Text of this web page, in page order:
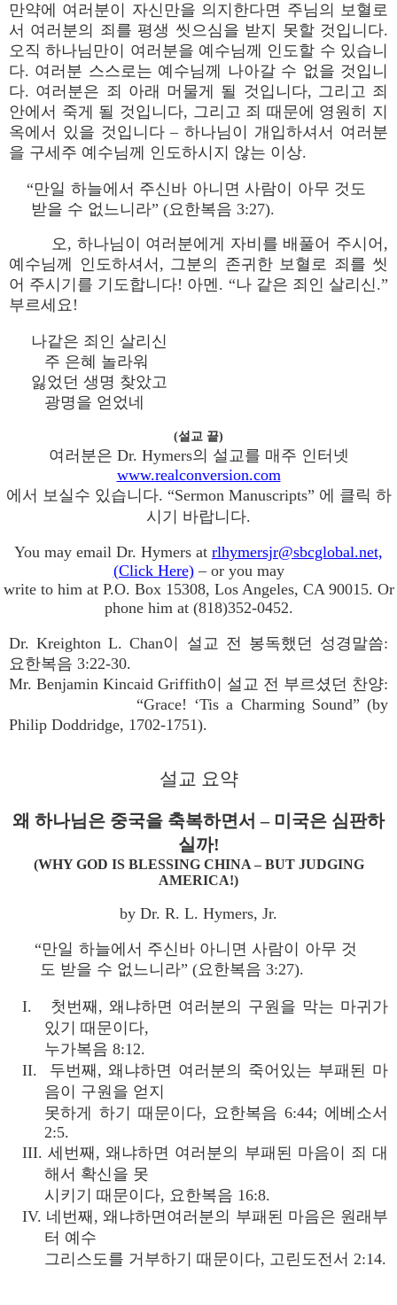
만약에 여러분이 자신만을 의지한다면 주님의 보혈로
서 여러분의 죄를 평생 씻으심을 받지 못할 것입니다.
오직 하나님만이 여러분을 예수님께 인도할 수 있습니
다. 여러분 스스로는 예수님께 나아갈 수 없을 것입니
다. 여러분은 죄 아래 머물게 될 것입니다, 그리고 죄
안에서 죽게 될 것입니다, 그리고 죄 때문에 영원히 지
옥에서 있을 것입니다 – 하나님이 개입하셔서 여러분
을 구세주 예수님께 인도하시지 않는 이상.
“만일 하늘에서 주신바 아니면 사람이 아무 것도
받을 수 없느니라” (요한복음 3:27).
오, 하나님이 여러분에게 자비를 배풀어 주시어,
예수님께 인도하셔서, 그분의 존귀한 보혈로 죄를 씻
어 주시기를 기도합니다! 아멘. “나 같은 죄인 살리신.”
부르세요!
나같은 죄인 살리신
주 은혜 놀라워
잃었던 생명 찾았고
광명을 얻었네
(설교 끝)
여러분은 Dr. Hymers의 설교를 매주 인터넷
www.realconversion.com
에서 보실수 있습니다. “Sermon Manuscripts” 에 클릭 하
시기 바랍니다.
You may email Dr. Hymers at rlhymersjr@sbcglobal.net,
(Click Here)– or you may
write to him at P.O. Box 15308, Los Angeles, CA 90015. Or
phone him at (818)352-0452.
Dr. Kreighton L. Chan이 설교 전 봉독했던 성경말씀:
요한복음 3:22-30.
Mr. Benjamin Kincaid Griffith이 설교 전 부르셨던 찬양:
“Grace! ‘Tis a Charming Sound” (by
Philip Doddridge, 1702-1751).
설교 요약
왜 하나님은 중국을 축복하면서 – 미국은 심판하
실까!
(WHY GOD IS BLESSING CHINA – BUT JUDGING
AMERICA!)
by Dr. R. L. Hymers, Jr.
“만일 하늘에서 주신바 아니면 사람이 아무 것
도 받을 수 없느니라” (요한복음 3:27).
I. 첫번째, 왜냐하면 여러분의 구원을 막는 마귀가
있기 때문이다,
누가복음 8:12.
II. 두번째, 왜냐하면 여러분의 죽어있는 부패된 마
음이 구원을 얻지
못하게 하기 때문이다, 요한복음 6:44; 에베소서
2:5.
III. 세번째, 왜냐하면 여러분의 부패된 마음이 죄 대
해서 확신을 못
시키기 때문이다, 요한복음 16:8.
IV. 네번째, 왜냐하면여러분의 부패된 마음은 원래부
터 예수
그리스도를 거부하기 때문이다, 고린도전서 2:14.